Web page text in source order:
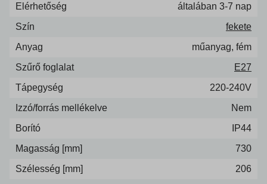
Elérhetőség
általában 3-7 nap
Szín
fekete
Anyag
műanyag, fém
Szűrő foglalat
E27
Tápegység
220-240V
Izzó/forrás mellékelve
Nem
Borító
IP44
Magasság [mm]
730
Szélesség [mm]
206